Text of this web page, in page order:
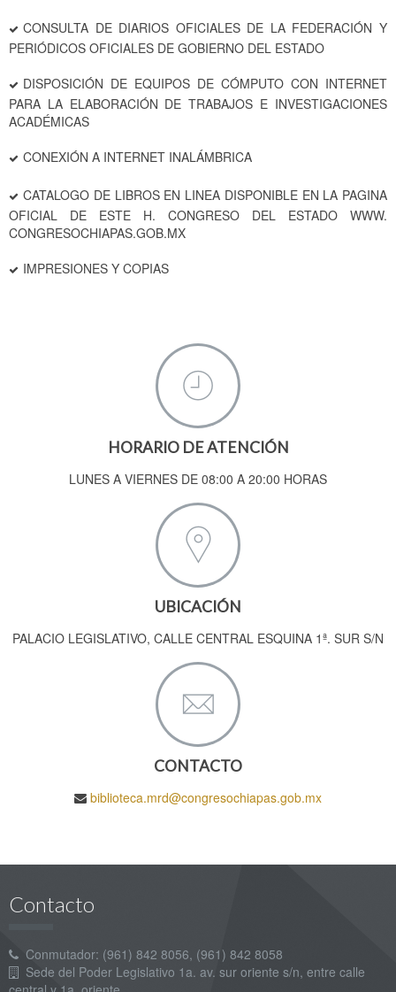
CONSULTA DE DIARIOS OFICIALES DE LA FEDERACIÓN Y
PERIÓDICOS OFICIALES DE GOBIERNO DEL ESTADO
DISPOSICIÓN DE EQUIPOS DE CÓMPUTO CON INTERNET
PARA LA ELABORACIÓN DE TRABAJOS E INVESTIGACIONES
ACADÉMICAS
CONEXIÓN A INTERNET INALÁMBRICA
CATALOGO DE LIBROS EN LINEA DISPONIBLE EN LA PAGINA
OFICIAL DE ESTE H. CONGRESO DEL ESTADO WWW.
CONGRESOCHIAPAS.GOB.MX
IMPRESIONES Y COPIAS
HORARIO DE ATENCIÓN
LUNES A VIERNES DE 08:00 A 20:00 HORAS
UBICACIÓN
PALACIO LEGISLATIVO, CALLE CENTRAL ESQUINA 1ª. SUR S/N
CONTACTO
biblioteca.mrd@congresochiapas.gob.mx
Contacto
Conmutador: (961) 842 8056, (961) 842 8058
Sede del Poder Legislativo 1a. av. sur oriente s/n, entre calle